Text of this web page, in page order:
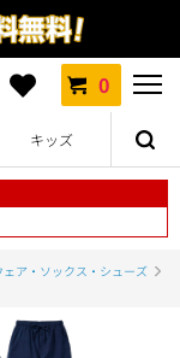
0
キッズ
ェア・ソックス・シューズ